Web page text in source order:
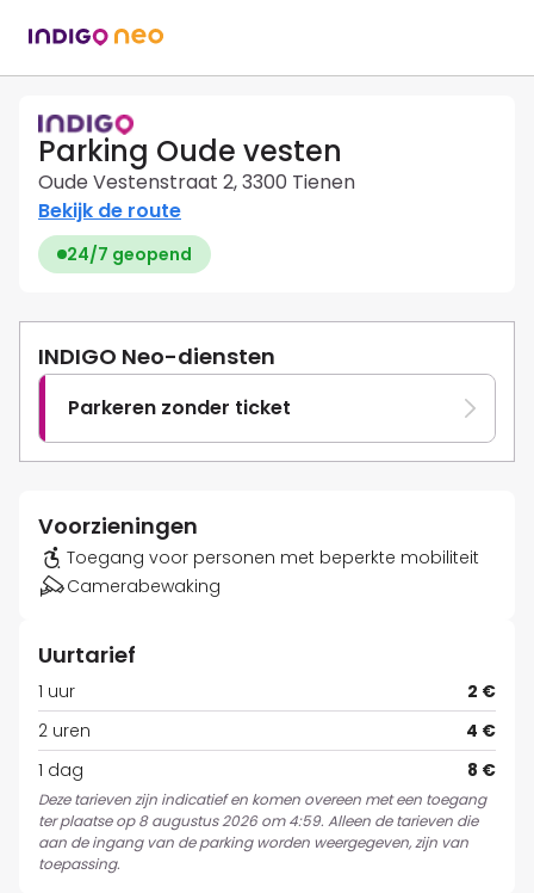
Parking Oude vesten
Oude Vestenstraat 2, 3300 Tienen
Bekijk de route
24/7 geopend
INDIGO Neo-diensten
Parkeren zonder ticket
Voorzieningen
Toegang voor personen met beperkte mobiliteit
Camerabewaking
Uurtarief
1 uur
2 €
2 uren
4 €
1 dag
8 €
Deze tarieven zijn indicatief en komen overeen met een toegang
ter plaatse op 8 augustus 2026 om 4:59. Alleen de tarieven die
aan de ingang van de parking worden weergegeven, zijn van
toepassing.